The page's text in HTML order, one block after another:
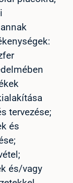
tervezése;
és
és/vagy